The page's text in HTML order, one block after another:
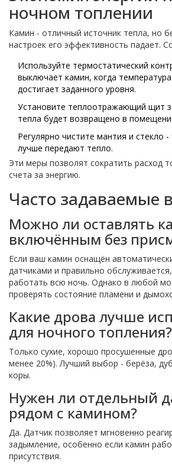
ночном топлении
Камин - отличный источник тепла, но
настроек его эффективность падает.
Используйте термостатический
выключает камин, когда
достигает заданного уровня.
Установите теплоотражающий щит
тепла будет возвращено в
Регулярно чистите мантия и стекло
лучше передают тепло.
Эти меры позволят сократить расход
счета за энергию.
Часто задаваемые
Можно ли оставлять
включённым без
Если ваш камин оснащён
датчиками и правильно
работать всю ночь. Однако в любой
проверять состояние пламени и
Какие дрова лучше
для ночного топления?
Только сухие, хорошо просушенные
менее 20%). Лучший выбор - берёза,
коры.
Нужен ли отдельный
рядом с камином?
Да. Датчик позволяет мгновенно
задымление, особенно если камин
присутствия.